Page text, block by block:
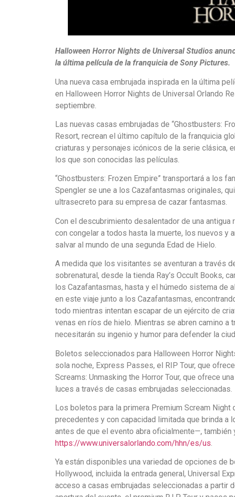
Halloween Horror Nights de Universal Studios
la última película de la franquicia de Sony Pictures.
Una nueva casa embrujada inspirada en la última
en Halloween Horror Nights de Universal Orlando
septiembre.
Las nuevas casas embrujadas de “Ghostbusters:
Resort, recrean el último capítulo de la franquicia
criaturas y personajes icónicos de la serie clásica,
los que son conocidas las películas.
“Ghostbusters: Frozen Empire” transportará a los
Spengler se une a los Cazafantasmas originales,
ultrasecreto para su empresa de cazar fantasmas.
Con el descubrimiento desalentador de una
con congelar a todos hasta la muerte, los nuevos y
salvar al mundo de una segunda Edad de Hielo.
A medida que los visitantes se aventuran a través
sobrenatural, desde la tienda Ray’s Occult Books,
los Cazafantasmas, hasta y el húmedo sistema de
en este viaje junto a los Cazafantasmas,
todo mientras intentan escapar de un ejército de
venas en ríos de hielo. Mientras se abren camino
necesitarán su ingenio y humor para defender la
Boletos seleccionados para Halloween Horror
sola noche, Express Passes, el RIP Tour, que
Screams: Unmasking the Horror Tour, que ofrece
luces a través de casas embrujadas seleccionadas.
Los boletos para la primera Premium Scream
precedentes y con capacidad limitada que brinda a
antes de que el evento abra oficialmente—,
https://www.universalorlando.com/hhn/es/us.
Ya están disponibles una variedad de opciones de
Hollywood, incluida la entrada general, Universal
acceso a casas embrujadas seleccionadas a partir